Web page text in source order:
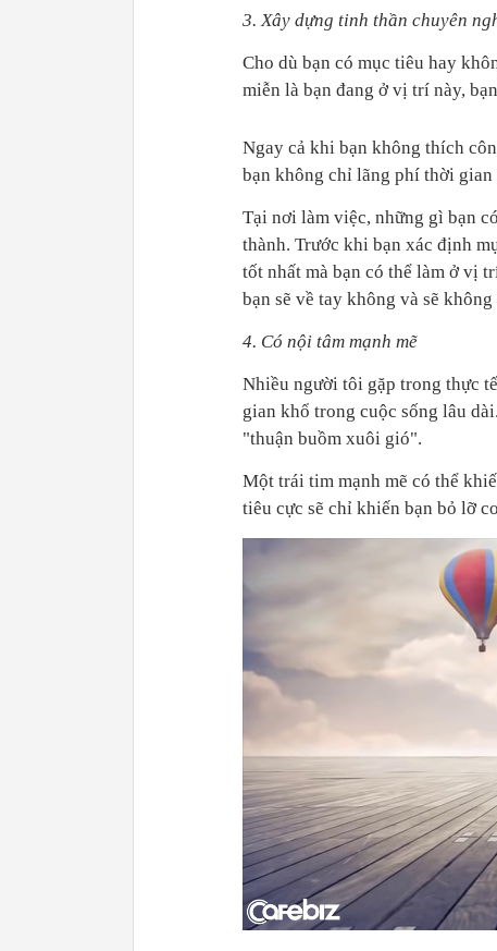
3. Xây dựng tinh thần chuyên
Cho dù bạn có mục tiêu hay
miễn là bạn đang ở vị trí này,
Ngay cả khi bạn không thích
bạn không chỉ lãng phí thời
Tại nơi làm việc, những gì bạn
thành. Trước khi bạn xác định
tốt nhất mà bạn có thể làm ở vị
bạn sẽ về tay không và sẽ
4. Có nội tâm mạnh mẽ
Nhiều người tôi gặp trong thực
gian khổ trong cuộc sống lâu
"thuận buồm xuôi gió".
Một trái tim mạnh mẽ có thể
tiêu cực sẽ chỉ khiến bạn bỏ lỡ